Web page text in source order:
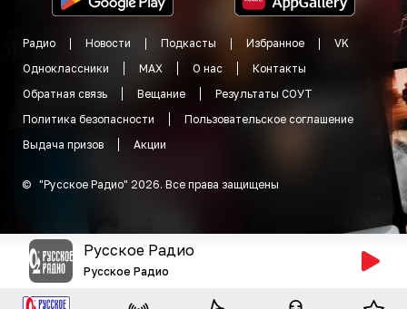
Радио Новости Подкасты Избранное
VK
Одноклассники
MAX О нас
Контакты
Обратная связь
Вещание
Результаты СОУТ
Политика безопасности
Пользовательское соглашение
Выдача призов
Акции
© "Русское Радио" 2026. Все права защищены
Русское Радио
Русское Радио